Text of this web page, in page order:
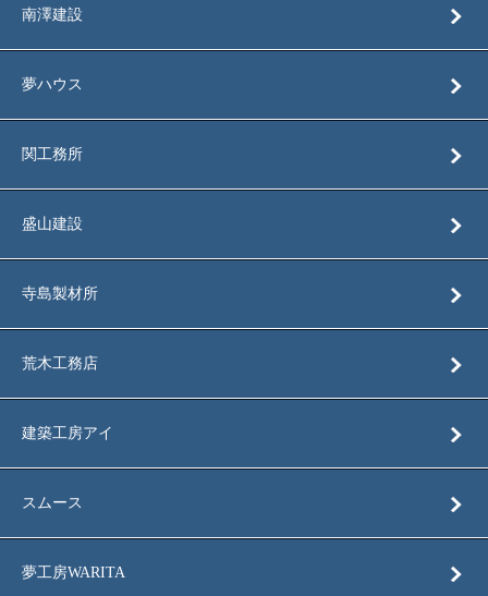
南澤建設
夢ハウス
関工務所
盛山建設
寺島製材所
荒木工務店
建築工房アイ
スムース
夢工房WARITA